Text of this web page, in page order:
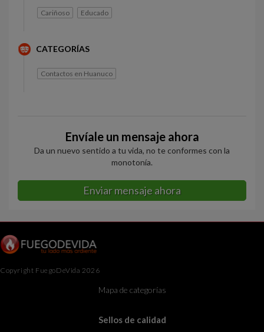
Cariñoso Educado
CATEGORÍAS
Contactos en Huanuco
Envíale un mensaje ahora
Da un nuevo sentido a tu vida, no te conformes con la
monotonía.
Enviar mensaje ahora
Copyright FuegoDeVida 2026
Mapa de categorías
Sellos de calidad